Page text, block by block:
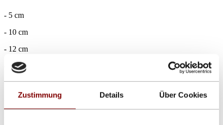
Zustimmung Details Über Cookies
- 5 cm
- 10 cm
- 12 cm
- 15 cm
- 16 cm
- 20 cm